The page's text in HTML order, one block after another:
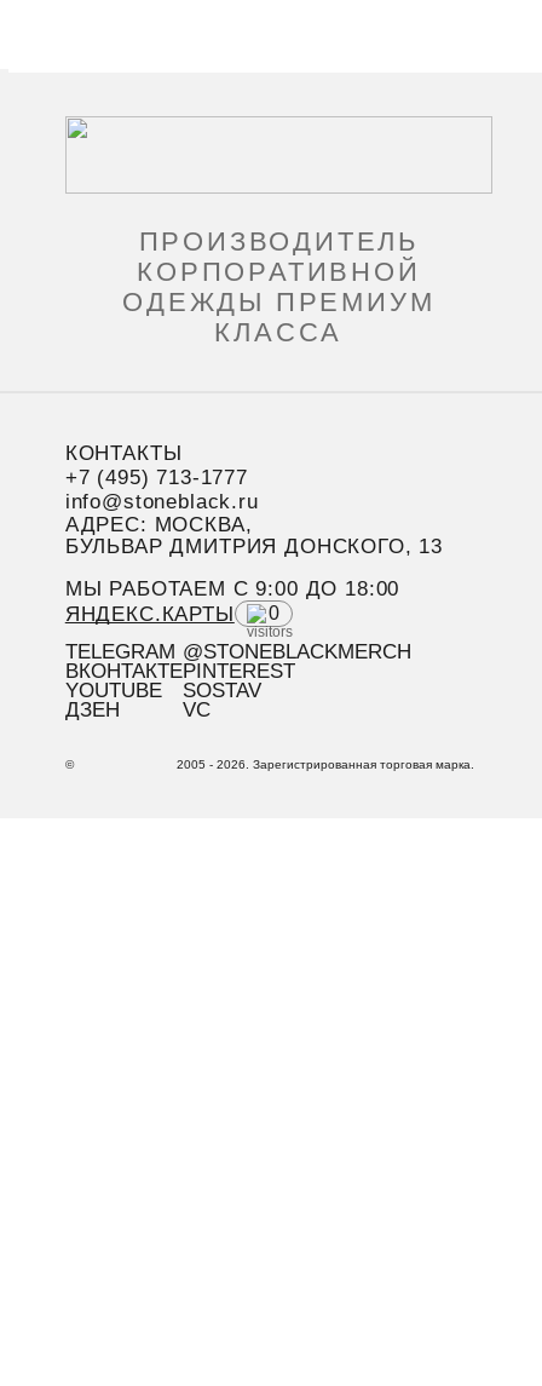
ПРОИЗВОДИТЕЛЬ
КОРПОРАТИВНОЙ
ОДЕЖДЫ ПРЕМИУМ
КЛАССА
КОНТАКТЫ
+7 (495) 713-1777
info@stoneblack.ru
АДРЕС: МОСКВА,
БУЛЬВАР ДМИТРИЯ ДОНСКОГО, 13
МЫ РАБОТАЕМ C 9:00 ДО 18:00
ЯНДЕКС.КАРТЫ
0
TELEGRAM
ВКОНТАКТЕ
YOUTUBE
ДЗЕН
@STONEBLACKMERCH
PINTEREST
SOSTAV
VC
© 2005 - 2026. Зарегистрированная торговая марка.